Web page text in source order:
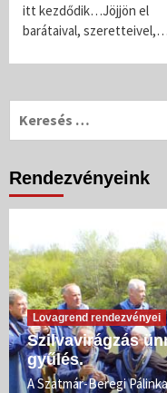
itt kezdődik…Jöjjön el
barátaival, szeretteivel,…
Keresés:
Rendezvényeink
Lovagrend rendezvényei
Szilvavirágzás
gyűlés.
A Szatmár-Beregi